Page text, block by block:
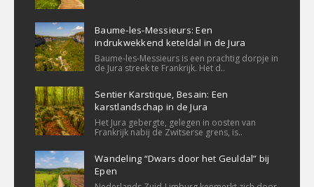
Baume-les-Messieurs: Een
indrukwekkend keteldal in de Jura
Baume-les-Messieurs is een prachtig dorpje in
de Jura streek te Frankrijk. Het d..
Sentier Karstique, Besain: Een
karstlandschap in de Jura
Het Jura gebergte, gelegen in oosten van
Frankrijk nabij de Zwitserse grens, is..
Wandeling “Dwars door het Geuldal” bij
Epen